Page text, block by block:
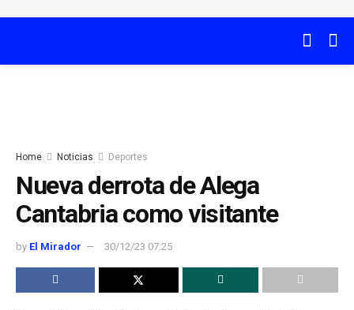
Home Noticias Deportes
Nueva derrota de Alega
Cantabria como visitante
by El Mirador 30/12/23 07:25